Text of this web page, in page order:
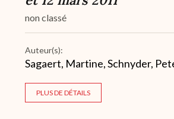
non classé
Auteur(s):
Sagaert, Martine, Schnyder,
PLUS DE DÉTAILS